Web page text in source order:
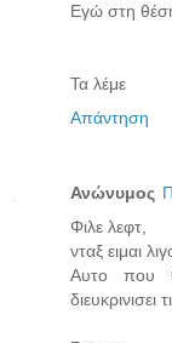
Εγώ στη
Τα λέμε
Απάντηση
Ανώνυμος
Φιλε λεφτ,
νταξ ειμαι
Αυτο που
διευκρινισει